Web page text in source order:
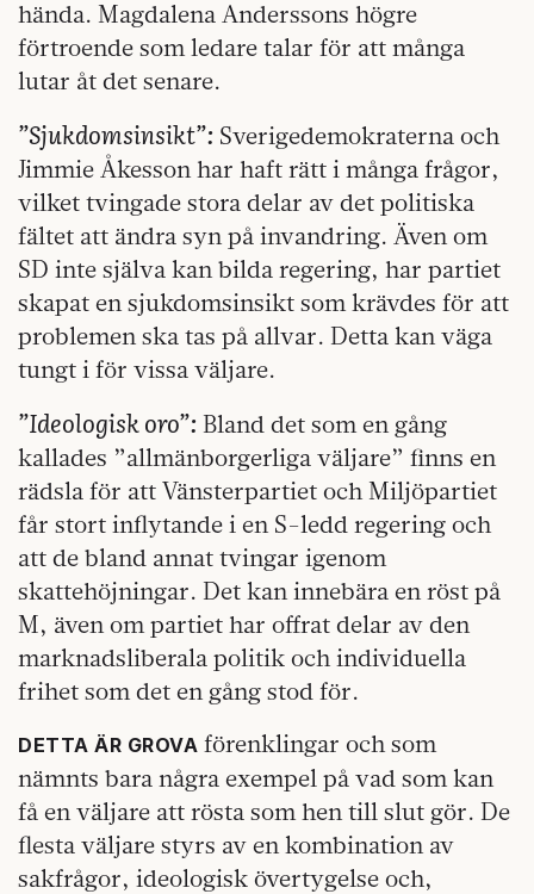
hända. Magdalena Anderssons högre
förtroende som ledare talar för att många
lutar åt det senare.
”Sjukdomsinsikt”: Sverigedemokraterna och
Jimmie Åkesson har haft rätt i många frågor,
vilket tvingade stora delar av det politiska
fältet att ändra syn på invandring. Även om
SD inte själva kan bilda regering, har partiet
skapat en sjukdomsinsikt som krävdes för att
problemen ska tas på allvar. Detta kan väga
tungt i för vissa väljare.
”Ideologisk oro”: Bland det som en gång
kallades ”allmänborgerliga väljare” finns en
rädsla för att Vänsterpartiet och Miljöpartiet
får stort inflytande i en S-ledd regering och
att de bland annat tvingar igenom
skattehöjningar. Det kan innebära en röst på
M, även om partiet har offrat delar av den
marknadsliberala politik och individuella
frihet som det en gång stod för.
DETTA ÄR GROVA förenklingar och som
nämnts bara några exempel på vad som kan
få en väljare att rösta som hen till slut gör. De
flesta väljare styrs av en kombination av
sakfrågor, ideologisk övertygelse och,